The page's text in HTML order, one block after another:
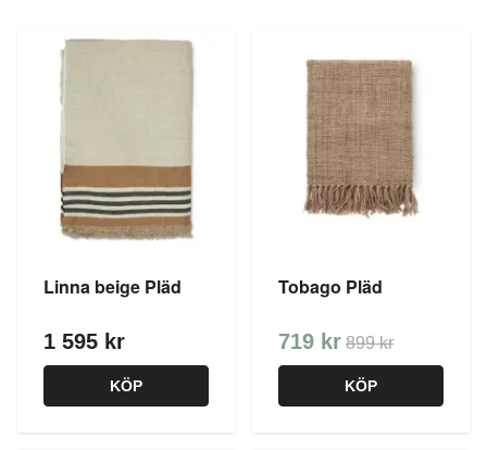
Linna beige Pläd
1 595 kr
KÖP
Tobago Pläd
719 kr 899 kr
KÖP